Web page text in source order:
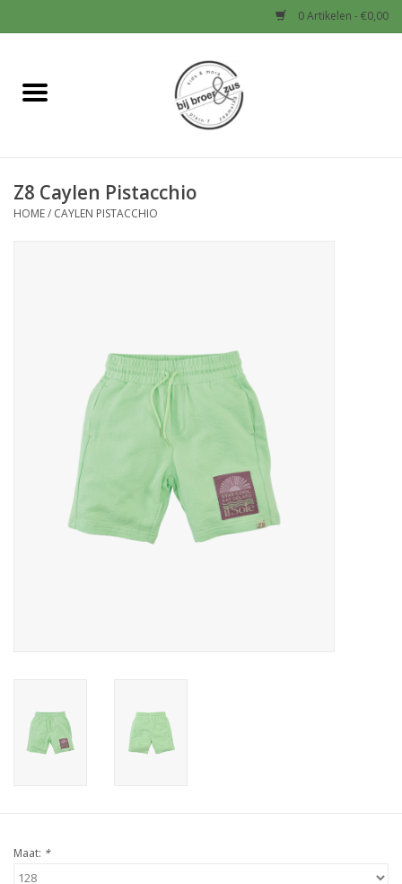
0 Artikelen - €0,00
Home
Baby
Schoenen en Tassen
Cadeaubonnen
Z8 Caylen Pistacchio
HOME/ CAYLEN PISTACCHIO
Maat: *